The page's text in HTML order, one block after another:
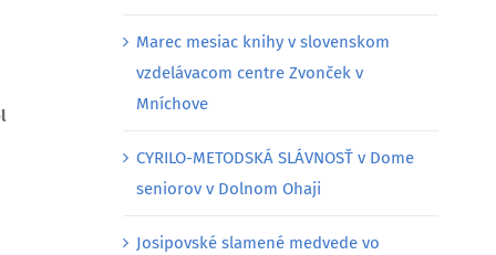
Marec mesiac knihy v slovenskom
vzdelávacom centre Zvonček v
Mníchove
CYRILO-METODSKÁ SLÁVNOSŤ v Dome
seniorov v Dolnom Ohaji
Josipovské slamené medvede vo